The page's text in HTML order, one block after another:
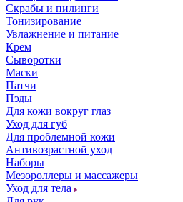
Скрабы и пилинги
Тонизирование
Увлажнение и питание
Крем
Сыворотки
Маски
Патчи
Пэды
Для кожи вокруг глаз
Уход для губ
Для проблемной кожи
Антивозрастной уход
Наборы
Мезороллеры и массажеры
Уход для тела